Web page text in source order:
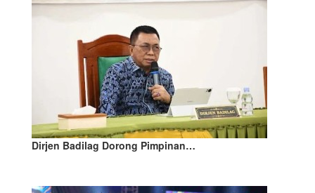
Dirjen Badilag Dorong Pimpinan…